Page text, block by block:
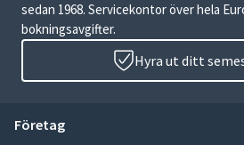
sedan 1968. Servicekontor över hela
bokningsavgifter.
Hyra ut ditt
Företag